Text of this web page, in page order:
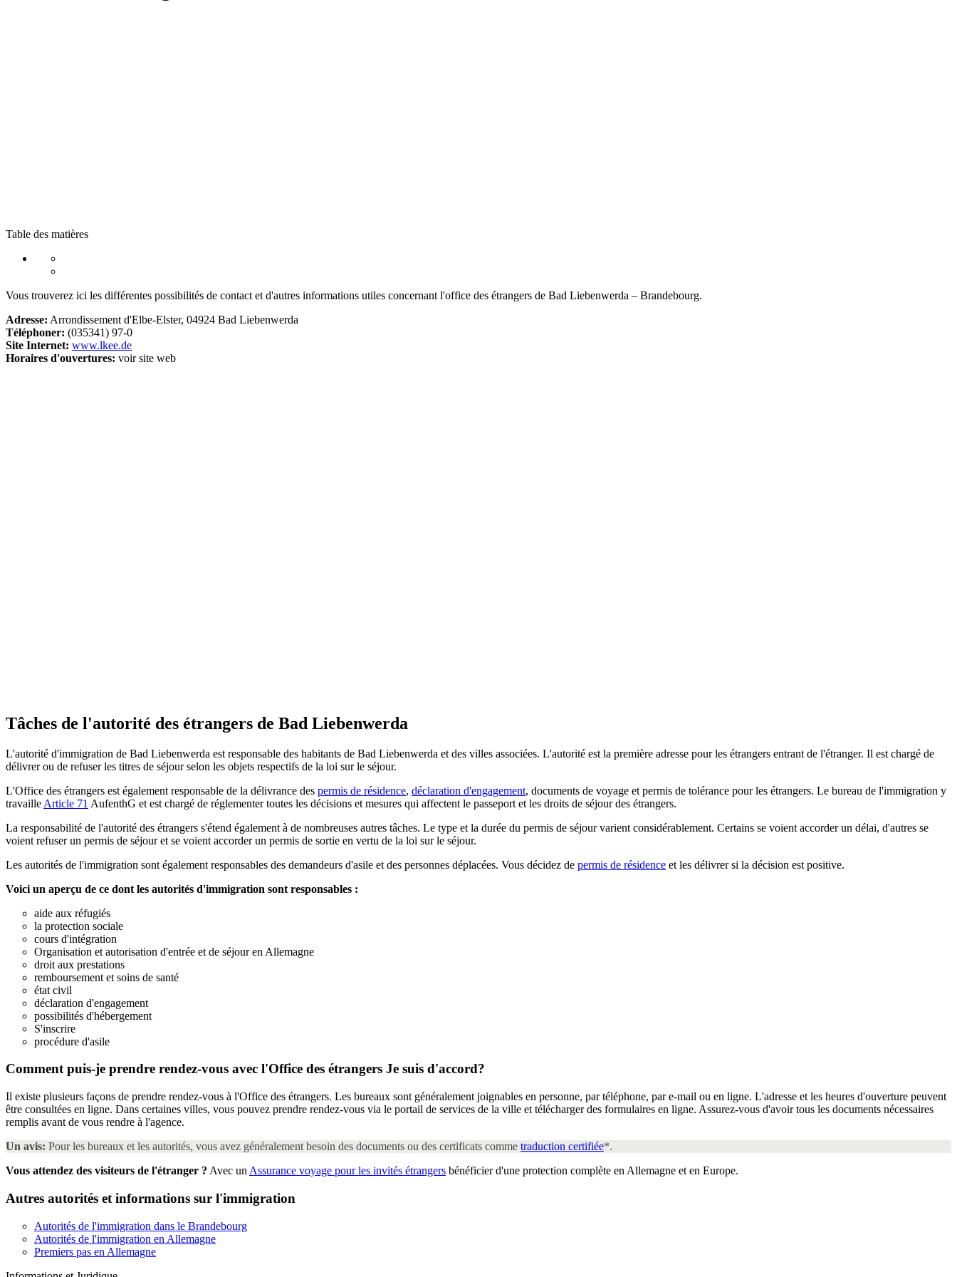
Table des matières
Vous trouverez ici les différentes possibilités de contact et d'autres informations utiles concernant l'office des étrangers de Bad Liebenwerda – Brandebourg.
Adresse: Arrondissement d'Elbe-Elster, 04924 Bad Liebenwerda
Téléphoner: (035341) 97-0
Site Internet: www.lkee.de
Horaires d'ouvertures: voir site web
Tâches de l'autorité des étrangers de Bad Liebenwerda
L'autorité d'immigration de Bad Liebenwerda est responsable des habitants de Bad Liebenwerda et des villes associées. L'autorité est la première adresse pour les étrangers entrant de l'étranger. Il est chargé de
délivrer ou de refuser les titres de séjour selon les objets respectifs de la loi sur le séjour.
L'Office des étrangers est également responsable de la délivrance des permis de résidence, déclaration d'engagement, documents de voyage et permis de tolérance pour les étrangers. Le bureau de l'immigration y
travaille Article 71 AufenthG et est chargé de réglementer toutes les décisions et mesures qui affectent le passeport et les droits de séjour des étrangers.
La responsabilité de l'autorité des étrangers s'étend également à de nombreuses autres tâches. Le type et la durée du permis de séjour varient considérablement. Certains se voient accorder un délai, d'autres se
voient refuser un permis de séjour et se voient accorder un permis de sortie en vertu de la loi sur le séjour.
Les autorités de l'immigration sont également responsables des demandeurs d'asile et des personnes déplacées. Vous décidez de permis de résidence et les délivrer si la décision est positive.
Voici un aperçu de ce dont les autorités d'immigration sont responsables :
aide aux réfugiés
la protection sociale
cours d'intégration
Organisation et autorisation d'entrée et de séjour en Allemagne
droit aux prestations
remboursement et soins de santé
état civil
déclaration d'engagement
possibilités d'hébergement
S'inscrire
procédure d'asile
Comment puis-je prendre rendez-vous avec l'Office des étrangers Je suis d'accord?
Il existe plusieurs façons de prendre rendez-vous à l'Office des étrangers. Les bureaux sont généralement joignables en personne, par téléphone, par e-mail ou en ligne. L'adresse et les heures d'ouverture peuvent
être consultées en ligne. Dans certaines villes, vous pouvez prendre rendez-vous via le portail de services de la ville et télécharger des formulaires en ligne. Assurez-vous d'avoir tous les documents nécessaires
remplis avant de vous rendre à l'agence.
Un avis: Pour les bureaux et les autorités, vous avez généralement besoin des documents ou des certificats comme traduction certifiée*.
Vous attendez des visiteurs de l'étranger ? Avec un Assurance voyage pour les invités étrangers bénéficier d'une protection complète en Allemagne et en Europe.
Autres autorités et informations sur l'immigration
Autorités de l'immigration dans le Brandebourg
Autorités de l'immigration en Allemagne
Premiers pas en Allemagne